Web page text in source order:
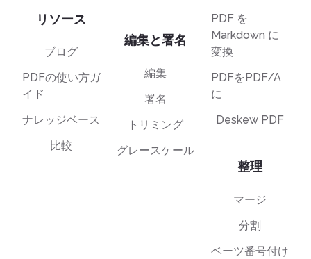
リソース
ブログ
PDFの使い方ガ
イド
ナレッジベース
比較
編集と署名
編集
署名
トリミング
グレースケール
PDF を
Markdown に
変換
PDFをPDF/A
に
Deskew PDF
整理
マージ
分割
ベーツ番号付け